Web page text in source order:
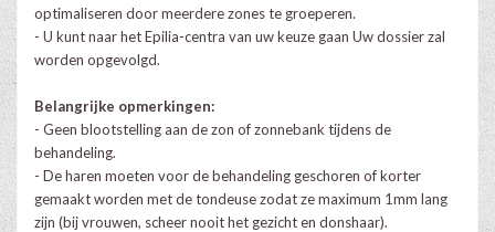
optimaliseren door meerdere zones te groeperen.
- U kunt naar het Epilia-centra van uw keuze gaan Uw dossier zal
worden opgevolgd.
Belangrijke opmerkingen:
- Geen blootstelling aan de zon of zonnebank tijdens de
behandeling.
- De haren moeten voor de behandeling geschoren of korter
gemaakt worden met de tondeuse zodat ze maximum 1mm lang
zijn (bij vrouwen, scheer nooit het gezicht en donshaar).